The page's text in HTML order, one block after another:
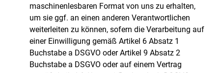
maschinenlesbaren Format von uns zu erhalten,
um sie ggf. an einen anderen Verantwortlichen
weiterleiten zu können, sofern die Verarbeitung auf
einer Einwilligung gemäß Artikel 6 Absatz 1
Buchstabe a DSGVO oder Artikel 9 Absatz 2
Buchstabe a DSGVO oder auf einem Vertrag